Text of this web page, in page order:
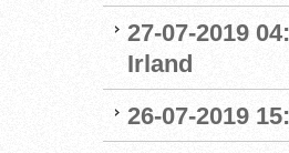
27-07-2019
Irland
26-07-2019